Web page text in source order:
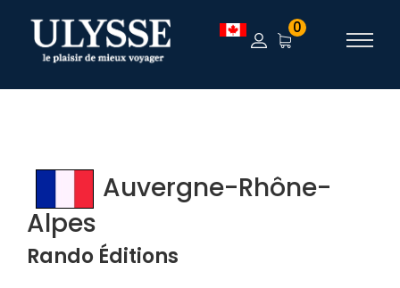
TEST 0
Auvergne-Rhône-
Alpes
Rando Éditions